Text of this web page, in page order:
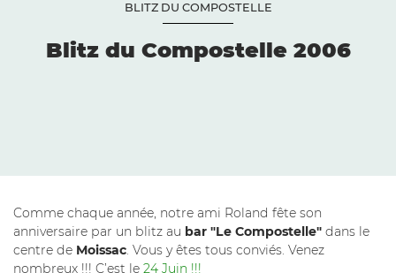
BLITZ DU COMPOSTELLE
Blitz du Compostelle 2006
Comme chaque année, notre ami Roland fête son
anniversaire par un blitz au bar "Le Compostelle" dans le
centre de Moissac. Vous y êtes tous conviés. Venez
nombreux !!! C’est le 24 Juin !!!